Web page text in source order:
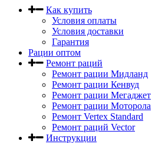
Как купить
Условия оплаты
Условия доставки
Гарантия
Рации оптом
Ремонт раций
Ремонт рации Мидланд
Ремонт рации Кенвуд
Ремонт рации Мегаджет
Ремонт рации Моторола
Ремонт Vertex Standard
Ремонт раций Vector
Инструкции